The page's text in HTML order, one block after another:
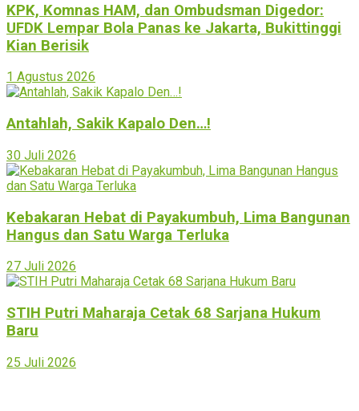
KPK, Komnas HAM, dan Ombudsman Digedor:
UFDK Lempar Bola Panas ke Jakarta, Bukittinggi
Kian Berisik
1 Agustus 2026
Antahlah, Sakik Kapalo Den…!
30 Juli 2026
Kebakaran Hebat di Payakumbuh, Lima Bangunan
Hangus dan Satu Warga Terluka
27 Juli 2026
STIH Putri Maharaja Cetak 68 Sarjana Hukum
Baru
25 Juli 2026